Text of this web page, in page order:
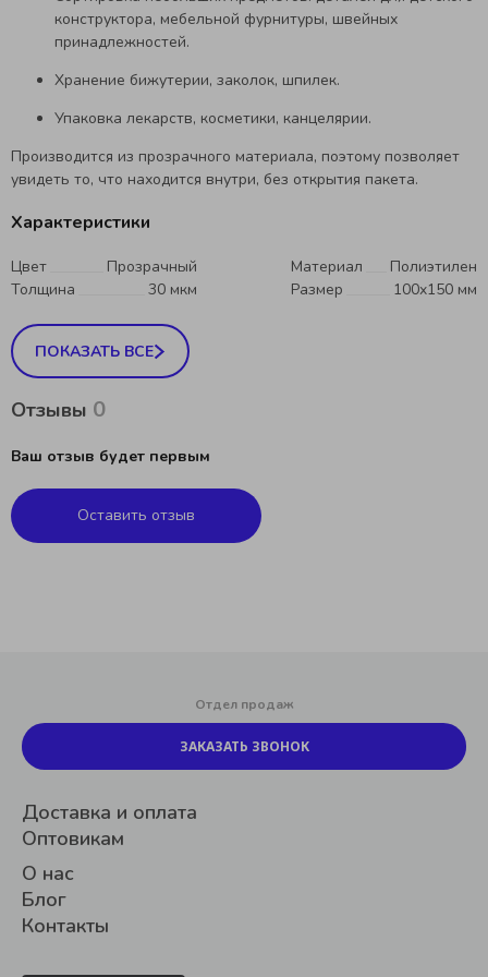
конструктора, мебельной фурнитуры, швейных
принадлежностей.
Хранение бижутерии, заколок, шпилек.
Упаковка лекарств, косметики, канцелярии.
Производится из прозрачного материала, поэтому позволяет
увидеть то, что находится внутри, без открытия пакета.
Характеристики
Цвет Прозрачный Материал
Полиэтилен
Толщина
30 мкм Размер 100x150 мм
ПОКАЗАТЬ ВСЕ
Отзывы 0
Ваш отзыв будет первым
Оставить отзыв
Доставка и оплата
Оптовикам
О нас
Блог
Контакты
Отдел продаж
ЗАКАЗАТЬ ЗВОНОК